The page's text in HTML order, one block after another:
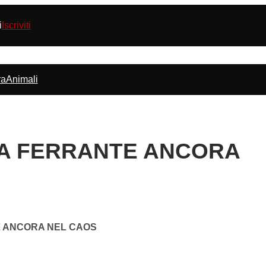
Iscriviti
Animali
FERRANTE ANCORA
ANCORA NEL CAOS